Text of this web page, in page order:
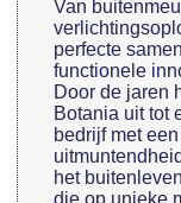
Van
perfecte
functionele
Door de jaren
Botania uit tot
bedrijf met
het
die op unieke